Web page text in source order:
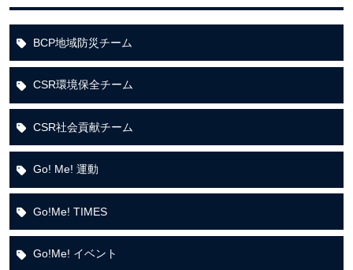
BCP地域防災チーム
CSR環境保全チーム
CSR社会貢献チーム
Go! Me! 運動
Go!Me! TIMES
Go!Me! イベント